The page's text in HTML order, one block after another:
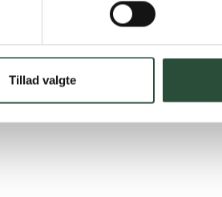
Tillad valgte
Vi tilbyder et stort
spændende
Læs mere om